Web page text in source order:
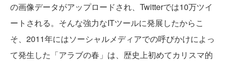
の画像データがアップロードされ、Twitterでは10万ツイ
ートされる。そんな強力なITツールに発展したからこ
そ、2011年にはソーシャルメディアでの呼びかけによっ
て発生した「アラブの春」は、歴史上初めてカリスマ的